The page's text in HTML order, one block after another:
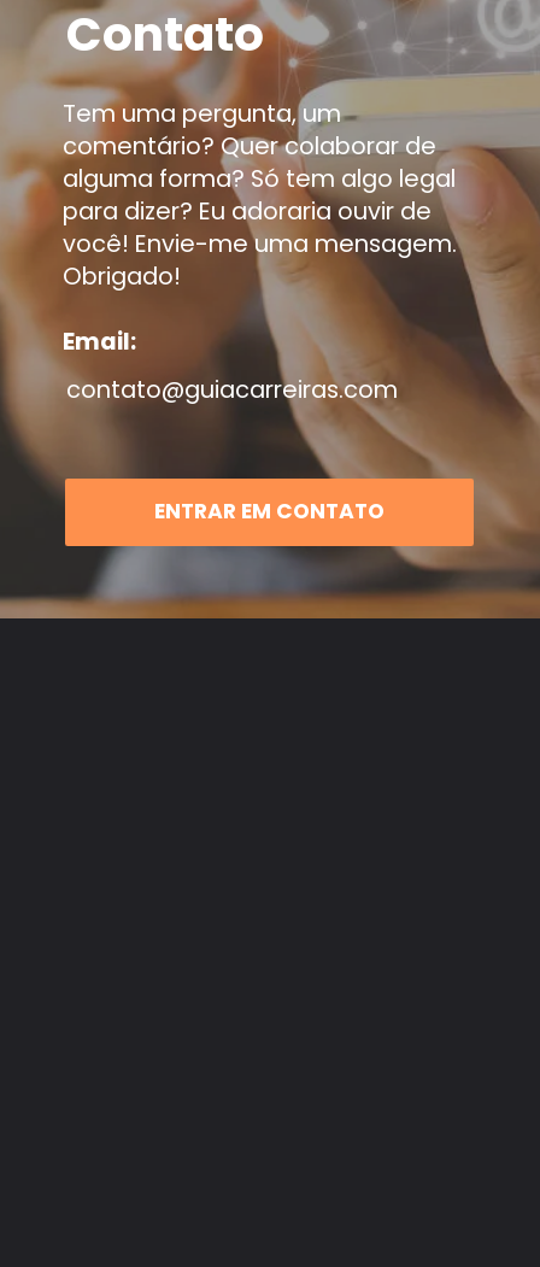
ENTRAR EM CONTATO
Contato
contato@guiacarreiras.com
Tem uma pergunta, um
comentário? Quer colaborar de
alguma forma? Só tem algo legal
para dizer? Eu adoraria ouvir de
você! Envie-me uma mensagem.
Obrigado!
Email: